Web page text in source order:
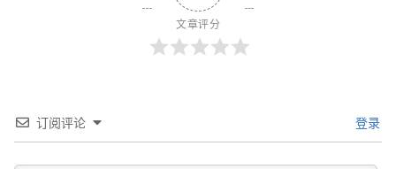
文章评分
订阅评论 登录